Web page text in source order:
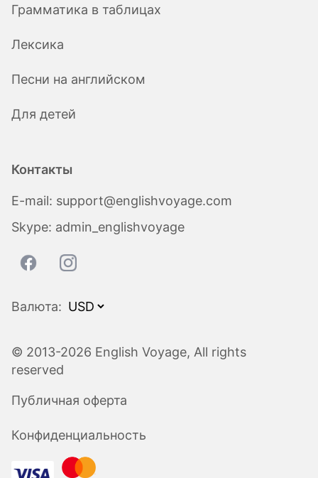
Грамматика в таблицах
Лексика
Песни на английском
Для детей
Контакты
E-mail: support@englishvoyage.com
Skype: admin_englishvoyage
Валюта:
© 2013-2026 English Voyage, All rights
reserved
Публичная оферта
Конфиденциальность